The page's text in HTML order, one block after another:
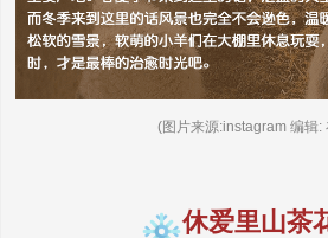
(图片来源:instagram 编辑:
休爱里山茶